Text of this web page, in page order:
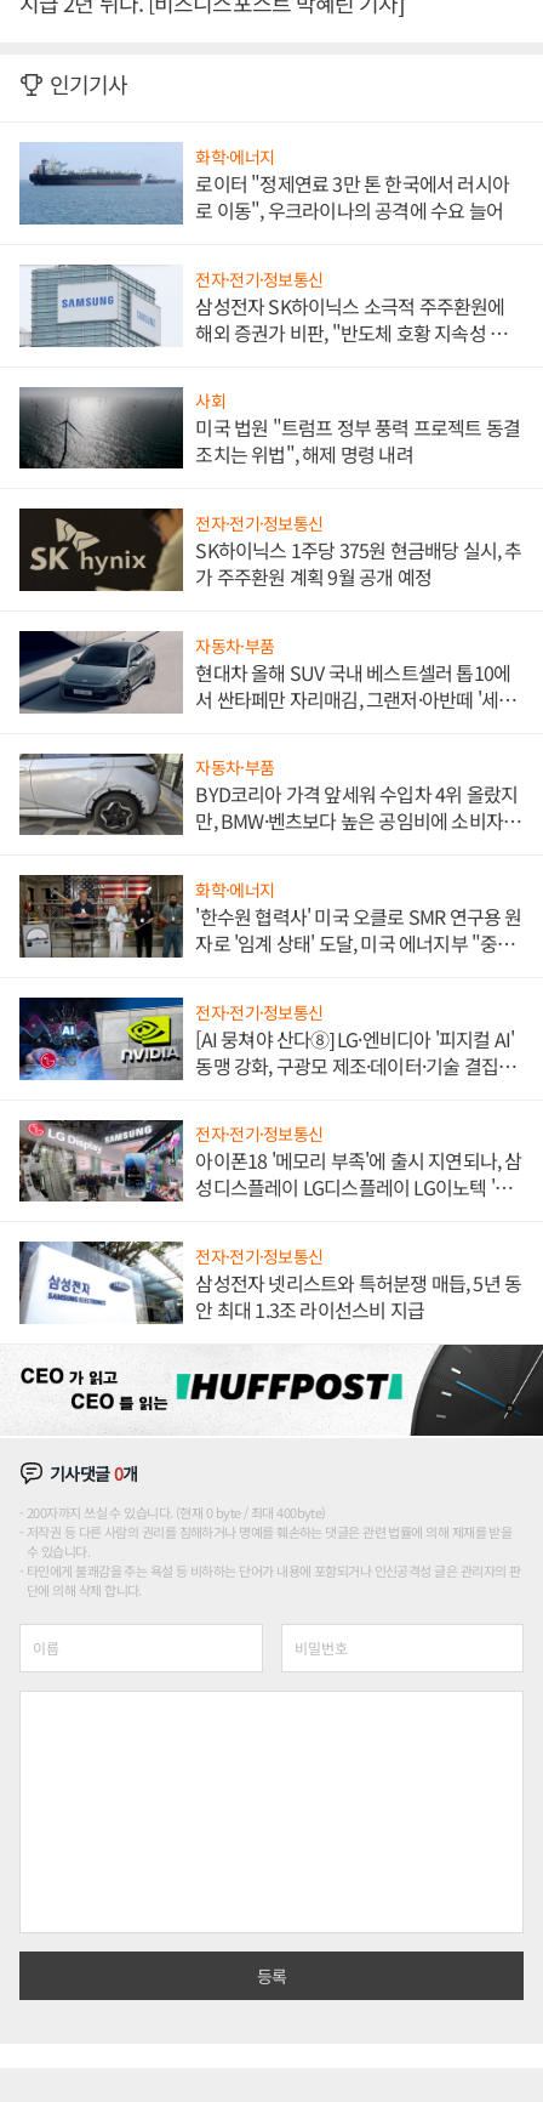
인기기사
화학·에너지
로이터 "정제연료 3만 톤 한국에서 러시아
로 이동", 우크라이나의 공격에 수요 늘어
전자·전기·정보통신
삼성전자 SK하이닉스 소극적 주주환원에
해외 증권가 비판, "반도체 호황 지속성 의
사회
미국 법원 "트럼프 정부 풍력 프로젝트 동결
조치는 위법", 해제 명령 내려
전자·전기·정보통신
SK하이닉스 1주당 375원 현금배당 실시, 추
가 주주환원 계획 9월 공개 예정
자동차·부품
현대차 올해 SUV 국내 베스트셀러 톱10에
서 싼타페만 자리매김, 그랜저·아반떼 '세단
자동차·부품
BYD코리아 가격 앞세워 수입차 4위 올랐지
만, BMW·벤츠보다 높은 공임비에 소비자
화학·에너지
'한수원 협력사' 미국 오클로 SMR 연구용 원
자로 '임계 상태' 도달, 미국 에너지부 "중요
전자·전기·정보통신
[AI 뭉쳐야 산다⑧] LG·엔비디아 '피지컬 AI'
동맹 강화, 구광모 제조·데이터·기술 결집
전자·전기·정보통신
아이폰18 '메모리 부족'에 출시 지연되나, 삼
성디스플레이 LG디스플레이 LG이노텍 '탈
전자·전기·정보통신
삼성전자 넷리스트와 특허분쟁 매듭, 5년 동
안 최대 1.3조 라이선스비 지급
기사댓글0개
200자까지 쓰실 수 있습니다. (현재 0 byte / 최대 400byte)
저작권 등 다른 사람의 권리를 침해하거나 명예를 훼손하는 댓글은 관련 법률에 의해 제재를 받을
수 있습니다.
타인에게 불쾌감을 주는 욕설 등 비하하는 단어가 내용에 포함되거나 인신공격성 글은 관리자의 판
단에 의해 삭제 합니다.